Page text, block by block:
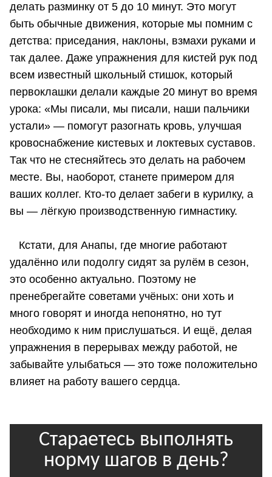
делать разминку от 5 до 10 минут. Это могут
быть обычные движения, которые мы помним с
детства: приседания, наклоны, взмахи руками и
так далее. Даже упражнения для кистей рук под
всем известный школьный стишок, который
первоклашки делали каждые 20 минут во время
урока: «Мы писали, мы писали, наши пальчики
устали» — помогут разогнать кровь, улучшая
кровоснабжение кистевых и локтевых суставов.
Так что не стесняйтесь это делать на рабочем
месте. Вы, наоборот, станете примером для
ваших коллег. Кто-то делает забеги в курилку, а
вы — лёгкую производственную гимнастику.
Кстати, для Анапы, где многие работают
удалённо или подолгу сидят за рулём в сезон,
это особенно актуально. Поэтому не
пренебрегайте советами учёных: они хоть и
много говорят и иногда непонятно, но тут
необходимо к ним прислушаться. И ещё, делая
упражнения в перерывах между работой, не
забывайте улыбаться — это тоже положительно
влияет на работу вашего сердца.